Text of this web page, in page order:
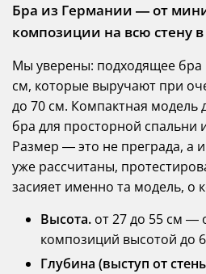
Бра из Германии — от
композиции на всю стену
Мы уверены: подходящее бра
см, которые выручают при
до 70 см. Компактная модель
бра для просторной спальни
Размер — это не преграда, а
уже рассчитаны,
засияет именно та модель, о
Высота. от 27 до 55 см —
композиций высотой до
Глубина (выступ от